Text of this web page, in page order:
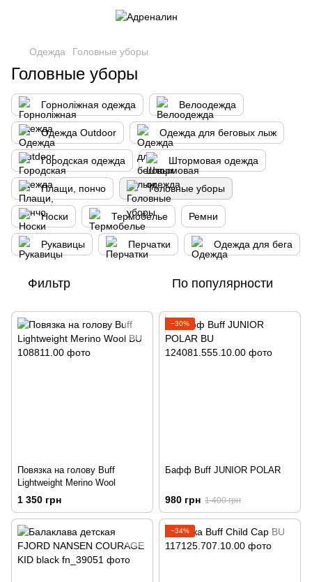
Одежда Головные уборы
Головные уборы
Горноліжная одежда Велоодежда
Одежда Outdoor Одежда для беговых лыж
Городская одежда Штормовая одежда
Плащи, пончо Головные уборы
Носки Термобелье Ремни
Рукавицы Перчатки Одежда для бега
Фильтр По популярности
Повязка на голову Buff
Lightweight Merino Wool
1 350 грн
−30%
Бафф Buff JUNIOR POLAR
980 грн 1 400 грн
−34%